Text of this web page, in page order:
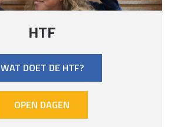
HTF
WAT DOET DE HTF?
OPEN DAGEN